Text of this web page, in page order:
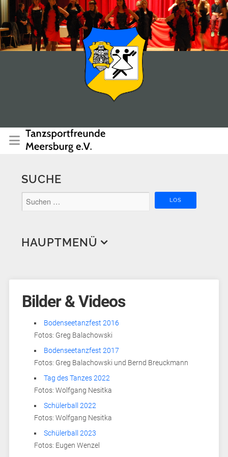
SUCHE
HAUPTMENÜ
Breitensportwettbewerb und DTSA
Bodenseetanzfest
Trainingsplan
Wir über uns
Ansprechpartner*innen
Trainer*innen
Standard & Latein
Hobbygruppen
Turnier
Line Dance
Workshops
Training Jugend
Standard & Latein
Jugendclub
Tanzpartner*innensuche
Links
Mitgliederbereich
Bilder & Videos
Bodenseetanzfest 2016
Fotos: Greg Balachowski
Bodenseetanzfest 2017
Fotos: Greg Balachowski und Bernd Breuckmann
Tag des Tanzes 2022
Fotos: Wolfgang Nesitka
Schülerball 2022
Fotos: Wolfgang Nesitka
Schülerball 2023
Fotos: Eugen Wenzel